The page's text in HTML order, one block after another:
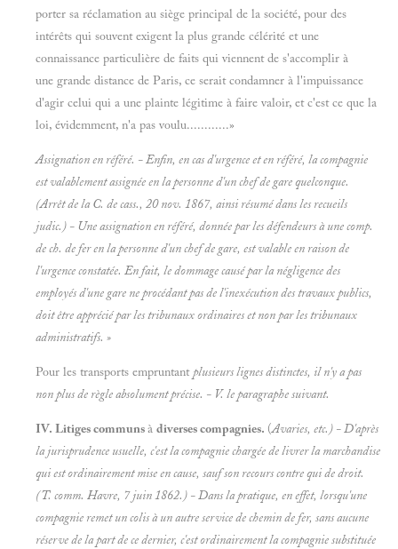
porter sa réclamation au siège principal de la société, pour des
intérêts qui souvent exigent la plus grande célérité et une
connaissance particulière de faits qui viennent de s'accomplir à
une grande distance de Paris, ce serait condamner à l'impuissance
d'agir celui qui a une plainte légitime à faire valoir, et c'est ce que la
loi, évidemment, n'a pas voulu............»
Assignation en référé. - Enfin, en cas d'urgence et en référé, la compagnie
est valablement assignée en la personne d'un chef de gare quelconque.
(Arrêt de la C. de cass., 20 nov. 1867, ainsi résumé dans les recueils
judic.) - Une assignation en référé, donnée par les défendeurs à une comp.
de ch. de fer en la personne d'un chef de gare, est valable en raison de
l'urgence constatée. En fait, le dommage causé par la négligence des
employés d'une gare ne procédant pas de l'inexécution des travaux publics,
doit être apprécié par les tribunaux ordinaires et non par les tribunaux
administratifs. »
Pour les transports empruntant plusieurs lignes distinctes, il n'y a pas
non plus de règle absolument précise. - V. le paragraphe suivant.
IV. Litiges communsà diverses compagnies. (Avaries, etc.) - D'après
la jurisprudence usuelle, c'est la compagnie chargée de livrer la marchandise
qui est ordinairement mise en cause, sauf son recours contre qui de droit.
(T. comm. Havre, 7 juin 1862.) - Dans la pratique, en effet, lorsqu'une
compagnie remet un colis à un autre service de chemin de fer, sans aucune
réserve de la part de ce dernier, c'est ordinairement la compagnie substituée